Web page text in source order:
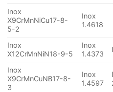
Inox
X9CrMnNiCu17-8-
5-2
Inox
1.4618
Inox
X12CrMnNiN18-9-5
Inox
1.4373
Inox
X9CrMnCuNB17-8-
3
Inox
1.4597